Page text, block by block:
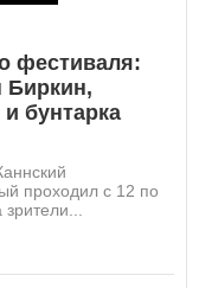
фестиваля:
Биркин,
бунтарка
проходил с 12 по